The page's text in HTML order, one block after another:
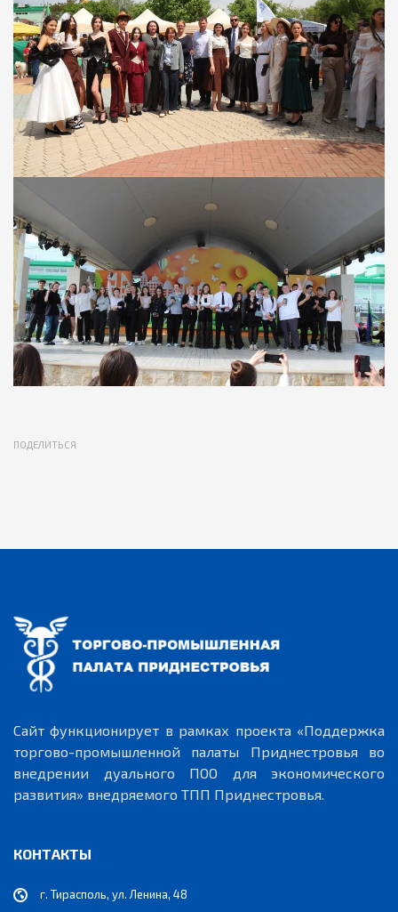
ПОДЕЛИТЬСЯ
Сайт функционирует в рамках проекта «Поддержка
торгово-промышленной палаты Приднестровья во
внедрении дуального ПОО для экономического
развития» внедряемого ТПП Приднестровья.
КОНТАКТЫ
г. Тирасполь, ул. Ленина, 48